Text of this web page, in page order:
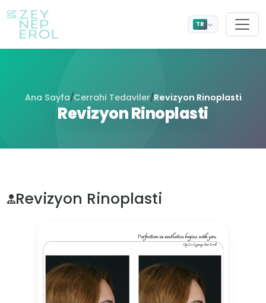
TR
Ana Sayfa/Cerrahi Tedaviler/Revizyon Rinoplasti
Revizyon Rinoplasti
Revizyon Rinoplasti